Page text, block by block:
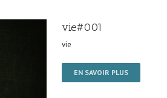
vie#001
vie
EN SAVOIR PLUS